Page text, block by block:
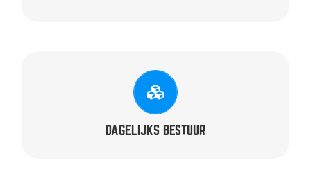
DAGELIJKS BESTUUR
ALGEMEEN LID
Chris Verstappen –
onbezoldigd